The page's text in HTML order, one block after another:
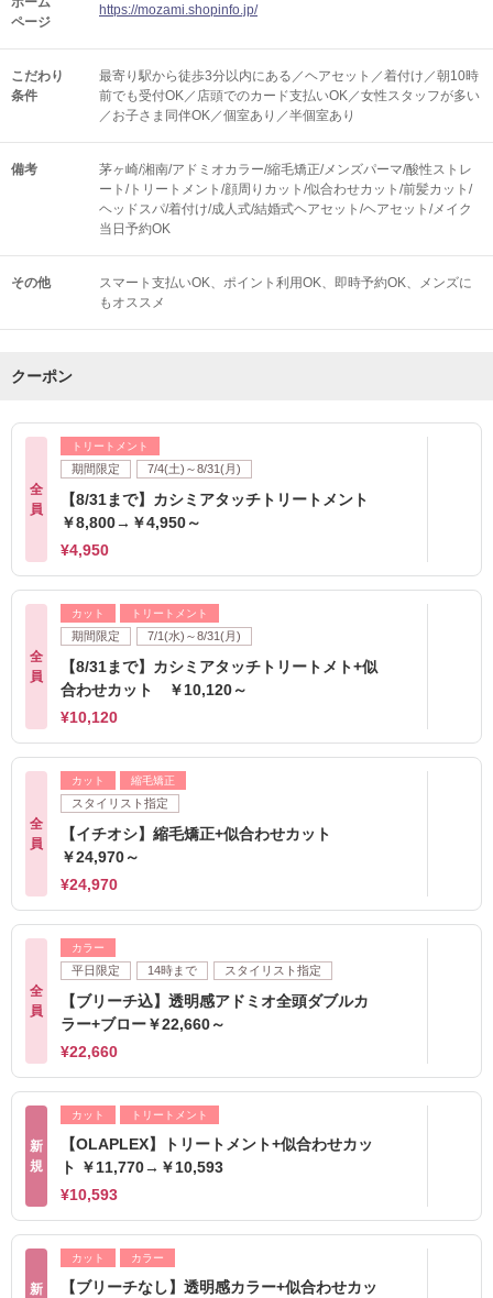
ページ
https://mozami.shopinfo.jp/
こだわり
条件
最寄り駅から徒歩3分以内にある／ヘアセット／着付け／朝10時
前でも受付OK／店頭でのカード支払いOK／女性スタッフが多い
／お子さま同伴OK／個室あり／半個室あり
備考
茅ヶ崎/湘南/アドミオカラー/縮毛矯正/メンズパーマ/酸性ストレ
ート/トリートメント/顔周りカット/似合わせカット/前髪カット/
ヘッドスパ/着付け/成人式/結婚式ヘアセット/ヘアセット/メイク
当日予約OK
その他 スマート支払いOK ポイント利用OK 即時予約OK
メンズに
もオススメ
クーポン
全
員
トリートメント
期間限定 7/4(土)～8/31(月)
【8/31まで】カシミアタッチトリートメント
￥8,800→￥4,950～
¥4,950
全
員
カット トリートメント
期間限定 7/1(水)～8/31(月)
【8/31まで】カシミアタッチトリートメト+似
合わせカット ￥10,120～
¥10,120
全
員
カット 縮毛矯正
スタイリスト指定
【イチオシ】縮毛矯正+似合わせカット
￥24,970～
¥24,970
全
員
カラー
平日限定 14時まで スタイリスト指定
【ブリーチ込】透明感アドミオ全頭ダブルカ
ラー+ブロー￥22,660～
¥22,660
新
規
カット トリートメント
【OLAPLEX】トリートメント+似合わせカッ
ト ￥11,770→￥10,593
¥10,593
新
カット カラー
【ブリーチなし】透明感カラー+似合わせカッ